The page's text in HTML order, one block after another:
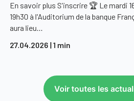
En savoir plus S'inscrire 🏆 Le mardi
19h30 à l'Auditorium de la banque
aura lieu…
27.04.2026 | 1 min
Voir toutes les